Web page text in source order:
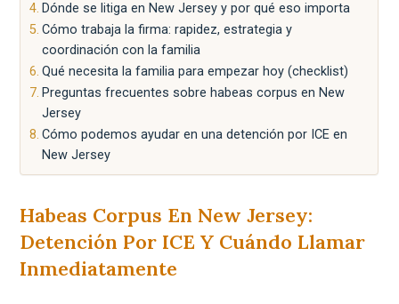
Dónde se litiga en New Jersey y por qué eso importa
Cómo trabaja la firma: rapidez, estrategia y
coordinación con la familia
Qué necesita la familia para empezar hoy (checklist)
Preguntas frecuentes sobre habeas corpus en New
Jersey
Cómo podemos ayudar en una detención por ICE en
New Jersey
Habeas Corpus En New Jersey:
Detención Por ICE Y Cuándo Llamar
Inmediatamente